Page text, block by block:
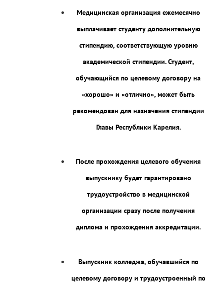
Медицинская организация ежемесячно
выплачивает студенту дополнительную
стипендию, соответствующую уровню
академической стипендии. Студент,
обучающийся по целевому договору на
«хорошо» и «отлично», может быть
рекомендован для назначения стипендии
Главы Республики Карелия.
После прохождения целевого обучения
выпускнику будет гарантировано
трудоустройство в медицинской
организации сразу после получения
диплома и прохождения аккредитации.
Выпускник колледжа, обучавшийся по
целевому договору и трудоустроенный по